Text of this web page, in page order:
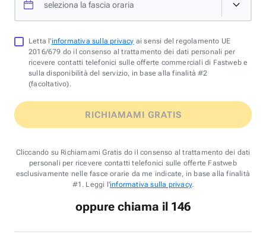
seleziona la fascia oraria
Letta l'informativa sulla privacy ai sensi del regolamento UE
2016/679 do il consenso al trattamento dei dati personali per
ricevere contatti telefonici sulle offerte commerciali di Fastweb e
sulla disponibilità del servizio, in base alla finalità #2
(facoltativo).
RICHIAMAMI GRATIS
Cliccando su Richiamami Gratis do il consenso al trattamento dei dati
personali per ricevere contatti telefonici sulle offerte Fastweb
esclusivamente nelle fasce orarie da me indicate, in base alla finalità
#1. Leggi l'informativa sulla privacy.
oppure chiama il 146